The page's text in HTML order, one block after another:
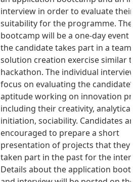
interview in order to evaluate their
suitability for the programme. The
bootcamp will be a one-day event
the candidate takes part in a team
solution creation exercise similar
hackathon. The individual
focus on evaluating the candidate’s
aptitude working on innovation
including their creativity, analytical
initiation, sociability. Candidates are
encouraged to prepare a short
presentation of projects that they
taken part in the past for the
Details about the application